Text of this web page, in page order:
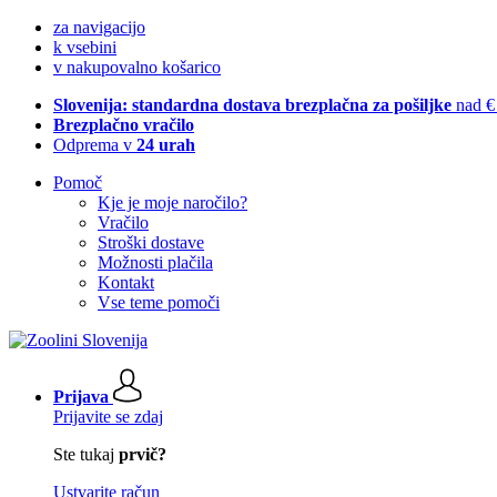
za navigacijo
k vsebini
v nakupovalno košarico
Slovenija: standardna dostava brezplačna za pošiljke nad
Brezplačno vračilo
Odprema v 24 urah
Pomoč
Kje je moje naročilo?
Vračilo
Stroški dostave
Možnosti plačila
Kontakt
Vse teme pomoči
Prijava
Prijavite se zdaj
Ste tukaj prvič?
Ustvarite račun